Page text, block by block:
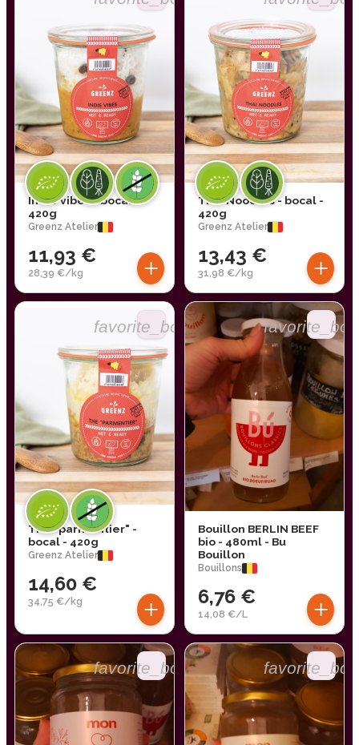
Indie vibes - bocal -
420g
Greenz Atelier
11,93 €
28,39 €/kg +
Thai Noodles - bocal -
420g
Greenz Atelier
13,43 €
31,98 €/kg +
favorite_border
The "parmentier" -
bocal - 420g
Greenz Atelier
14,60 €
34,75 €/kg +
Bouillon BERLIN BEEF
bio - 480ml - Bu
Bouillon
Bouillons
6,76 €
14,08 €/L +
favorite_border